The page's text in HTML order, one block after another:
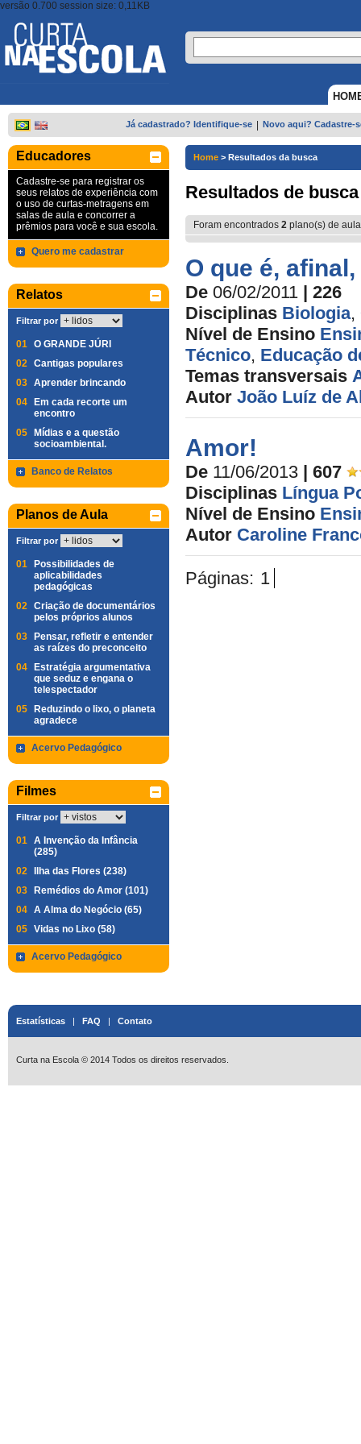
versão 0.700 session size: 0,11KB
Já cadastrado? Identifique-se Novo aqui? Cadastre-
Educadores
Cadastre-se para registrar os
seus relatos de experiência com
o uso de curtas-metragens em
salas de aula e concorrer a
prêmios para você e sua escola.
Quero me cadastrar
Relatos
Filtrar por
01 O GRANDE JÚRI
02 Cantigas populares
03 Aprender brincando
04
Em cada recorte um
encontro
05
Mídias e a questão
socioambiental.
Banco de Relatos
Planos de Aula
Filtrar por
01
Possibilidades de
aplicabilidades
pedagógicas
02 Criação de documentários
pelos próprios alunos
03
Pensar, refletir e entender
as raízes do preconceito
04
Estratégia argumentativa
que seduz e engana o
telespectador
05
Reduzindo o lixo, o planeta
agradece
Acervo Pedagógico
Filmes
Filtrar por
01 A Invenção da Infância
(285)
02
Ilha das Flores (238)
03
Remédios do Amor (101)
04 A Alma do Negócio (65)
05 Vidas no Lixo (58)
Acervo Pedagógico
Home > Resultados da busca
Resultados de busca
Foram encontrados 2 plano(s) de
O que é,
De 06/02/2011 | 226
Disciplinas Biologia,
Nível de Ensino
Técnico, Educação
Temas transversais
Autor João Luíz de
Amor!
De 11/06/2013 | 607
Disciplinas Língua
Nível de Ensino
Autor Caroline
Páginas: 1
Estatísticas | FAQ | Contato
Curta na Escola © 2014 Todos os direitos reservados.